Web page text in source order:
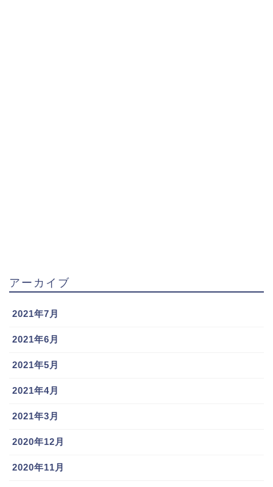
https://ameblo.jp/fotogenica/entry-12107596904.html
誕生日である12月25日に婚姻届けを出したそうです。
アーカイブ
2021年7月
2021年6月
2021年5月
2021年4月
2021年3月
2020年12月
2020年11月